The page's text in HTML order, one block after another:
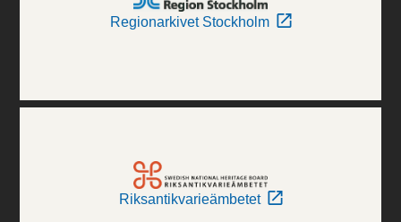
Regionarkivet Stockholm
Riksantikvarieämbetet